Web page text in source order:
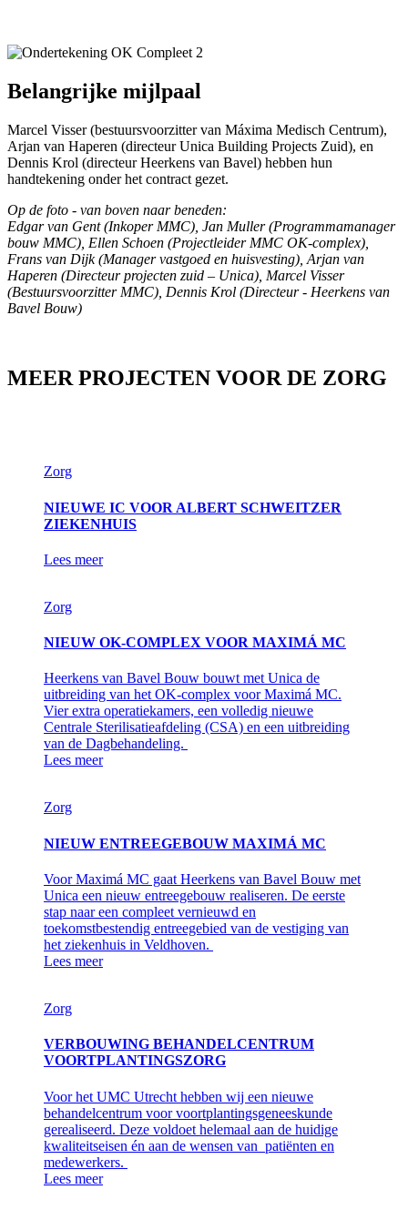
Belangrijke mijlpaal
Marcel Visser (bestuursvoorzitter van Máxima Medisch Centrum),
Arjan van Haperen (directeur Unica Building Projects Zuid), en
Dennis Krol (directeur Heerkens van Bavel) hebben hun
handtekening onder het contract gezet.
Op de foto - van boven naar beneden:
Edgar van Gent (Inkoper MMC), Jan Muller (Programmamanager
bouw MMC), Ellen Schoen (Projectleider MMC OK-complex),
Frans van Dijk (Manager vastgoed en huisvesting), Arjan van
Haperen (Directeur projecten zuid – Unica), Marcel Visser
(Bestuursvoorzitter MMC), Dennis Krol (Directeur - Heerkens van
Bavel Bouw)
MEER PROJECTEN VOOR DE ZORG
Zorg
NIEUWE IC VOOR ALBERT SCHWEITZER
ZIEKENHUIS
Lees meer
Zorg
NIEUW OK-COMPLEX VOOR MAXIMÁ MC
Heerkens van Bavel Bouw bouwt met Unica de
uitbreiding van het OK-complex voor Maximá MC.
Vier extra operatiekamers, een volledig nieuwe
Centrale Sterilisatieafdeling (CSA) en een uitbreiding
van de Dagbehandeling.
Lees meer
Zorg
NIEUW ENTREEGEBOUW MAXIMÁ MC
Voor Maximá MC gaat Heerkens van Bavel Bouw met
Unica een nieuw entreegebouw realiseren. De eerste
stap naar een compleet vernieuwd en
toekomstbestendig entreegebied van de vestiging van
het ziekenhuis in Veldhoven.
Lees meer
Zorg
VERBOUWING BEHANDELCENTRUM
VOORTPLANTINGSZORG
Voor het UMC Utrecht hebben wij een nieuwe
behandelcentrum voor voortplantingsgeneeskunde
gerealiseerd. Deze voldoet helemaal aan de huidige
kwaliteitseisen én aan de wensen van patiënten en
medewerkers.
Lees meer